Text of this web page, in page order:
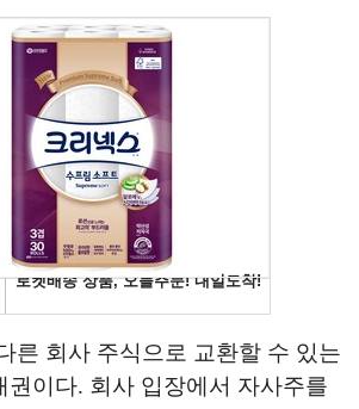
른 회사 주식으로 교환할 수 있는
권이다. 회사 입장에서 자사주를